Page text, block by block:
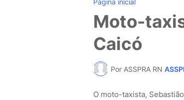
Página inicial
Moto-
Caicó
Por ASSPRA RN
O moto-taxista,